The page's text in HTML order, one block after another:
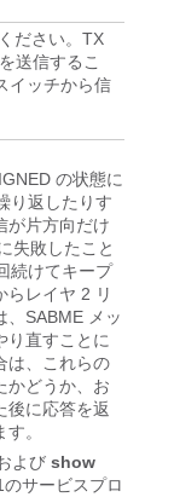
ださい。TX
送信するこ
イッチから信
の状態に
り返したりす
が片方向だけ
失敗したこと
続けてキープ
らレイヤ 2 リ
、SABME メッ
り直すことに
は、これらの
かどうか、お
後に応答を返
。
よび show
サービスプロ